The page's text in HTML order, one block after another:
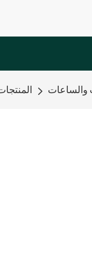
والساعات